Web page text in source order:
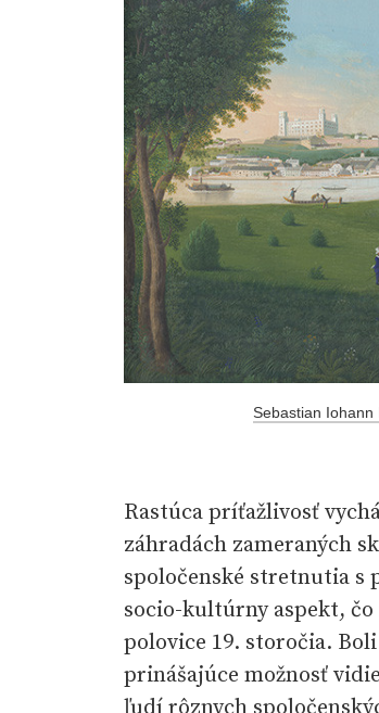
Sebastian
Rastúca príťažlivosť
záhradách zameraných
spoločenské stretnutia s
socio-kultúrny aspekt,
polovice 19. storočia.
prinášajúce možnosť